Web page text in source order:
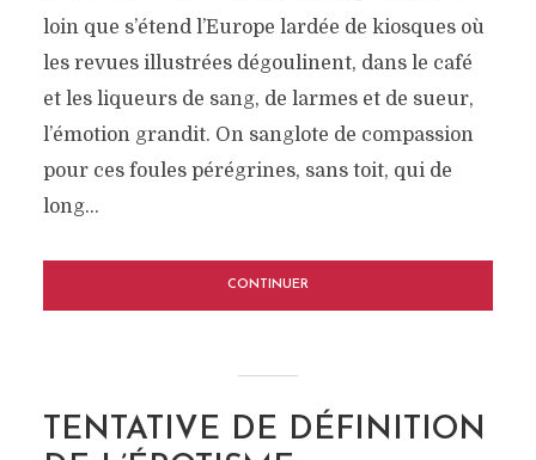
loin que s’étend l’Europe lardée de kiosques où
les revues illustrées dégoulinent, dans le café
et les liqueurs de sang, de larmes et de sueur,
l’émotion grandit. On sanglote de compassion
pour ces foules pérégrines, sans toit, qui de
long...
CONTINUER
TENTATIVE DE DÉFINITION